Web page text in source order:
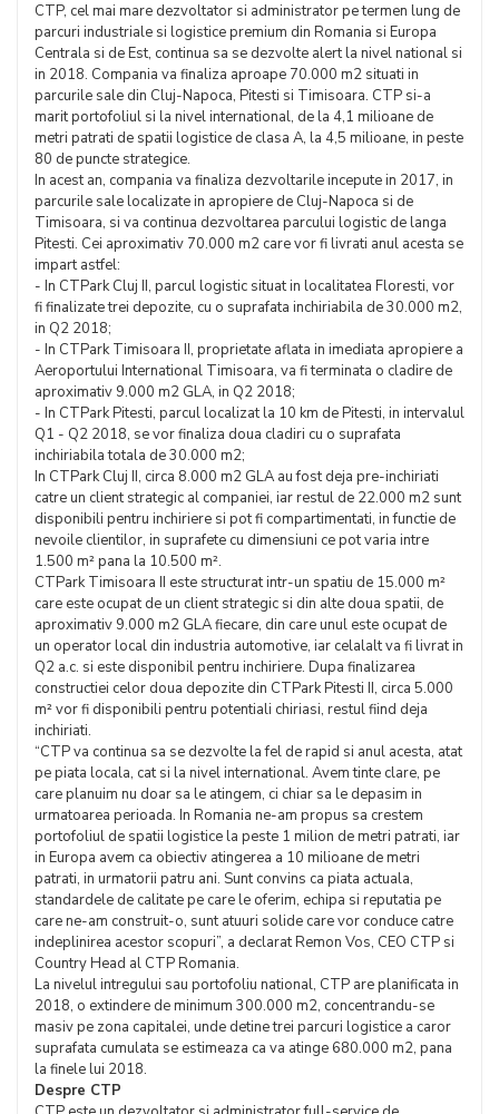
CTP, cel mai mare dezvoltator si administrator pe termen lung de
parcuri industriale si logistice premium din Romania si Europa
Centrala si de Est, continua sa se dezvolte alert la nivel national si
in 2018. Compania va finaliza aproape 70.000 m2 situati in
parcurile sale din Cluj-Napoca, Pitesti si Timisoara. CTP si-a
marit portofoliul si la nivel international, de la 4,1 milioane de
metri patrati de spatii logistice de clasa A, la 4,5 milioane, in peste
80 de puncte strategice.
In acest an, compania va finaliza dezvoltarile incepute in 2017, in
parcurile sale localizate in apropiere de Cluj-Napoca si de
Timisoara, si va continua dezvoltarea parcului logistic de langa
Pitesti. Cei aproximativ 70.000 m2 care vor fi livrati anul acesta se
impart astfel:
- In CTPark Cluj II, parcul logistic situat in localitatea Floresti, vor
fi finalizate trei depozite, cu o suprafata inchiriabila de 30.000 m2,
in Q2 2018;
- In CTPark Timisoara II, proprietate aflata in imediata apropiere a
Aeroportului International Timisoara, va fi terminata o cladire de
aproximativ 9.000 m2 GLA, in Q2 2018;
- In CTPark Pitesti, parcul localizat la 10 km de Pitesti, in intervalul
Q1 - Q2 2018, se vor finaliza doua cladiri cu o suprafata
inchiriabila totala de 30.000 m2;
In CTPark Cluj II, circa 8.000 m2 GLA au fost deja pre-inchiriati
catre un client strategic al companiei, iar restul de 22.000 m2 sunt
disponibili pentru inchiriere si pot fi compartimentati, in functie de
nevoile clientilor, in suprafete cu dimensiuni ce pot varia intre
1.500 m² pana la 10.500 m².
CTPark Timisoara II este structurat intr-un spatiu de 15.000 m²
care este ocupat de un client strategic si din alte doua spatii, de
aproximativ 9.000 m2 GLA fiecare, din care unul este ocupat de
un operator local din industria automotive, iar celalalt va fi livrat in
Q2 a.c. si este disponibil pentru inchiriere. Dupa finalizarea
constructiei celor doua depozite din CTPark Pitesti II, circa 5.000
m² vor fi disponibili pentru potentiali chiriasi, restul fiind deja
inchiriati.
“CTP va continua sa se dezvolte la fel de rapid si anul acesta, atat
pe piata locala, cat si la nivel international. Avem tinte clare, pe
care planuim nu doar sa le atingem, ci chiar sa le depasim in
urmatoarea perioada. In Romania ne-am propus sa crestem
portofoliul de spatii logistice la peste 1 milion de metri patrati, iar
in Europa avem ca obiectiv atingerea a 10 milioane de metri
patrati, in urmatorii patru ani. Sunt convins ca piata actuala,
standardele de calitate pe care le oferim, echipa si reputatia pe
care ne-am construit-o, sunt atuuri solide care vor conduce catre
indeplinirea acestor scopuri”, a declarat Remon Vos, CEO CTP si
Country Head al CTP Romania.
La nivelul intregului sau portofoliu national, CTP are planificata in
2018, o extindere de minimum 300.000 m2, concentrandu-se
masiv pe zona capitalei, unde detine trei parcuri logistice a caror
suprafata cumulata se estimeaza ca va atinge 680.000 m2, pana
la finele lui 2018.
Despre CTP